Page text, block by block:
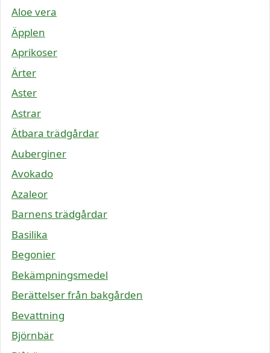
Aloe vera
Äpplen
Aprikoser
Ärter
Aster
Astrar
Ätbara trädgårdar
Auberginer
Avokado
Azaleor
Barnens trädgårdar
Basilika
Begonier
Bekämpningsmedel
Berättelser från bakgården
Bevattning
Björnbär